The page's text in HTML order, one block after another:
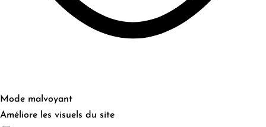
Mode malvoyant
Améliore les visuels du site